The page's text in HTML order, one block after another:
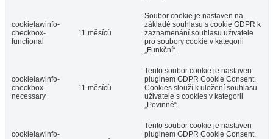
cookielawinfo-
checkbox-
functional
11 měsíců
Soubor cookie je nastaven na
základě souhlasu s cookie GDPR k
zaznamenání souhlasu uživatele
pro soubory cookie v kategorii
„Funkční“.
cookielawinfo-
checkbox-
necessary
11 měsíců
Tento soubor cookie je nastaven
pluginem GDPR Cookie Consent.
Cookies slouží k uložení souhlasu
uživatele s cookies v kategorii
„Povinné“.
cookielawinfo-
Tento soubor cookie je nastaven
pluginem GDPR Cookie Consent.